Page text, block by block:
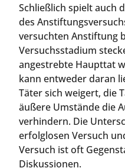
Schließlich spielt auch
des
versuchten Anstiftung
Versuchsstadium
angestrebte Haupttat
kann entweder daran
Täter sich weigert, die
äußere Umstände die
verhindern. Die
erfolglosen Versuch
Versuch ist oft
Diskussionen.